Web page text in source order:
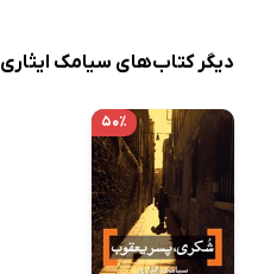
دیگر کتاب‌های سیامک ایثاری
۵۰٪